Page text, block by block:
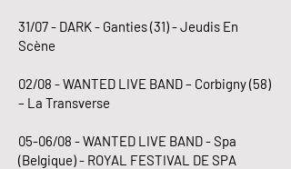
31/07 - DARK - Ganties (31) - Jeudis En
Scène
02/08 - WANTED LIVE BAND – Corbigny (58)
– La Transverse
05-06/08 - WANTED LIVE BAND - Spa
(Belgique) - ROYAL FESTIVAL DE SPA